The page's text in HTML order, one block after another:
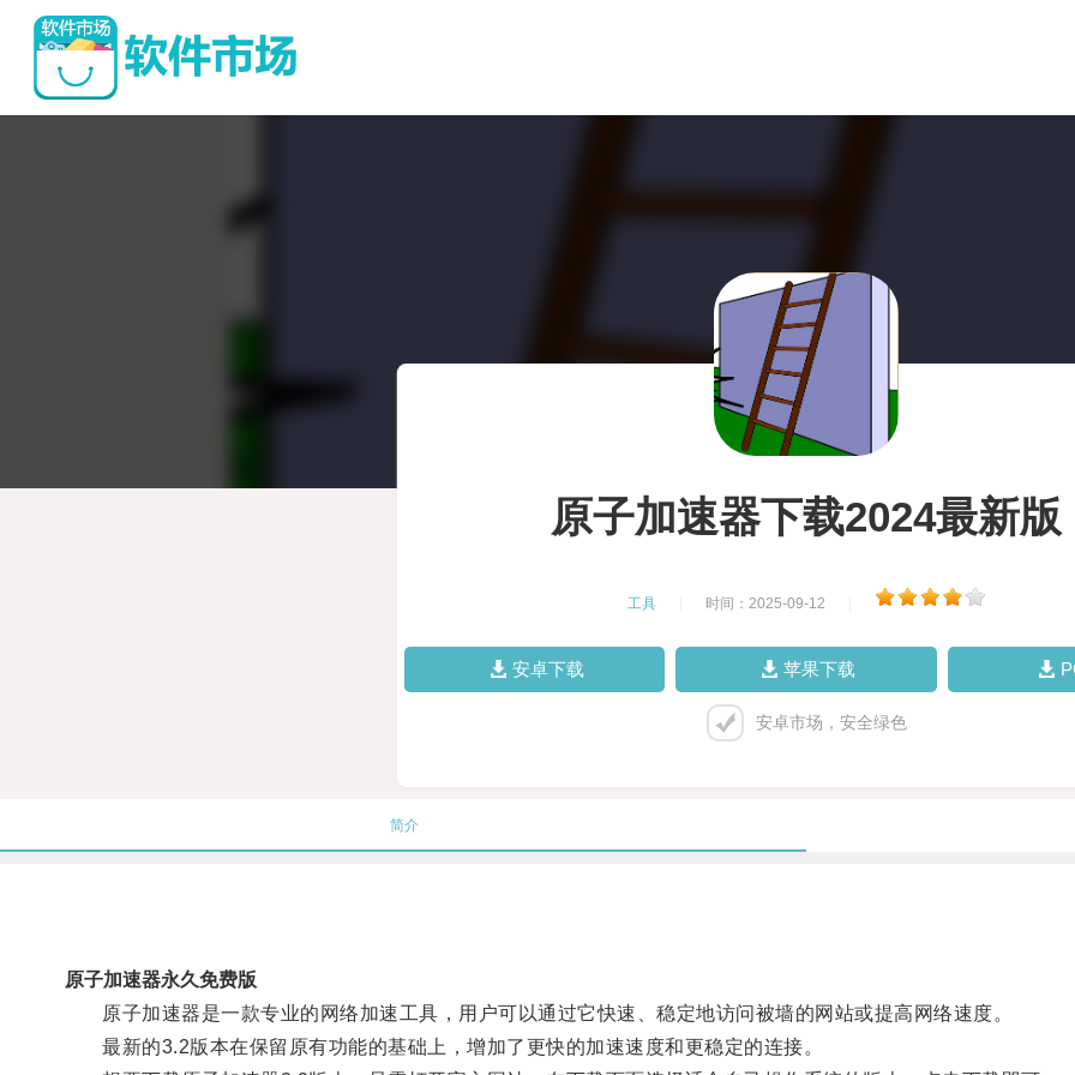
原子加速器下载2024最新版
工具 时间：2025-09-12
安卓下载 苹果下载
安卓市场，安全绿色
简介
原子加速器永久免费版
原子加速器是一款专业的网络加速工具，用户可以通过它快速、稳定地访问被墙的网站或提高网络速度。
最新的3.2版本在保留原有功能的基础上，增加了更快的加速速度和更稳定的连接。